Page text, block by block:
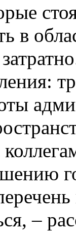
в
–